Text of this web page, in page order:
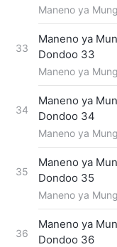
Maneno ya
33
Maneno ya
Dondoo 33
Maneno ya
34
Maneno ya
Dondoo 34
Maneno ya
35
Maneno ya
Dondoo 35
Maneno ya
36
Maneno ya
Dondoo 36